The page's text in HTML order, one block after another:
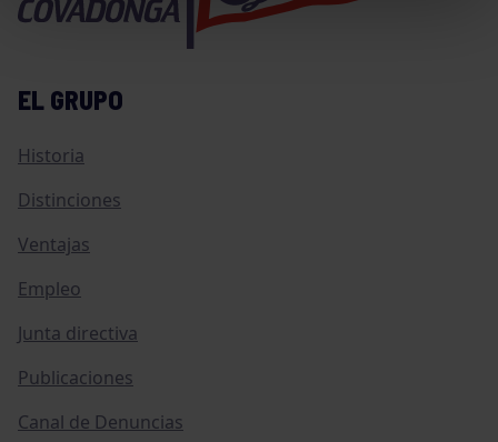
EL GRUPO
Historia
Distinciones
Ventajas
Empleo
Junta directiva
Publicaciones
Canal de Denuncias